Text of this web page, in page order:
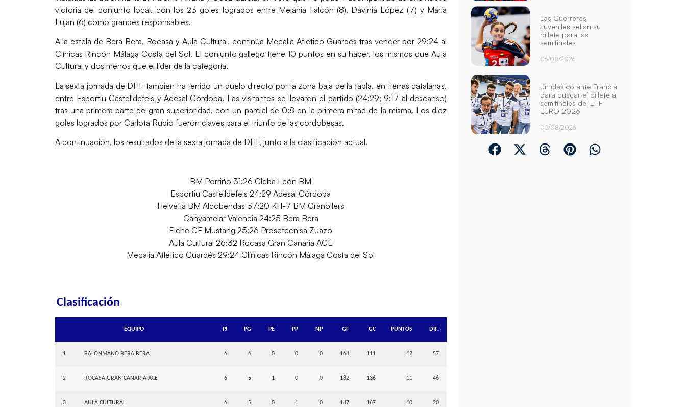
victoria del conjunto local, con los 23 goles logrados entre Melania Falcón (8), Davinia López (7) y María
Luján (6) como grandes responsables.
A la estela de Bera Bera, Rocasa y Aula Cultural, continúa Mecalia Atlético Guardés tras vencer por 29:24 al
Clínicas Rincón Málaga Costa del Sol. El conjunto gallego tiene 10 puntos en su haber, los mismos que Aula
Cultural y dos menos que el líder de la categoría.
La sexta jornada de DHF también ha tenido un duelo directo por la zona baja de la tabla, en tierras catalanas,
entre Esportiu Castelldefels y Adesal Córdoba. Las visitantes se llevaron el partido (24:29; 9:17 al descanso)
tras una primera parte de gran superioridad, con un parcial de 0:8 en la primera mitad de la misma. Los diez
goles logrados por Carlota Rubio fueron claves para el triunfo de las cordobesas.
A continuación, los resultados de la sexta jornada de DHF, junto a la clasificación actual.
BM Porriño 31:26 Cleba León BM
Esportiu Castelldefels 24:29 Adesal Córdoba
Helvetia BM Alcobendas 37:20 KH-7 BM Granollers
Canyamelar Valencia 24:25 Bera Bera
Elche CF Mustang 25:26 Prosetecnisa Zuazo
Aula Cultural 26:32 Rocasa Gran Canaria ACE
Mecalia Atlético Guardés 29:24 Clínicas Rincón Málaga Costa del Sol
Clasificación
EQUIPO PJ PG PE PP NP GF GC PUNTOS DIF.
1 BALONMANO BERA BERA 6 6 0 0 0 168 111 12 57
2 ROCASA GRAN CANARIA ACE 6 5 1 0 0 182 136 11 46
3 AULA CULTURAL 6 5 0 1 0 187 167 10 20
Las Guerreras
Juveniles sellan su
billete para las
semifinales
06/08/2026
Un clásico ante Francia
para buscar el billete a
semifinales del EHF
EURO 2026
05/08/2026